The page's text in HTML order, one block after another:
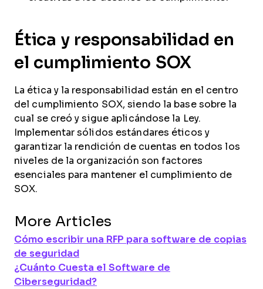
Ética y responsabilidad en
el cumplimiento SOX
La ética y la responsabilidad están en el centro
del cumplimiento SOX, siendo la base sobre la
cual se creó y sigue aplicándose la Ley.
Implementar sólidos estándares éticos y
garantizar la rendición de cuentas en todos los
niveles de la organización son factores
esenciales para mantener el cumplimiento de
SOX.
More Articles
Cómo escribir una RFP para software de copias
de seguridad
¿Cuánto Cuesta el Software de
Ciberseguridad?